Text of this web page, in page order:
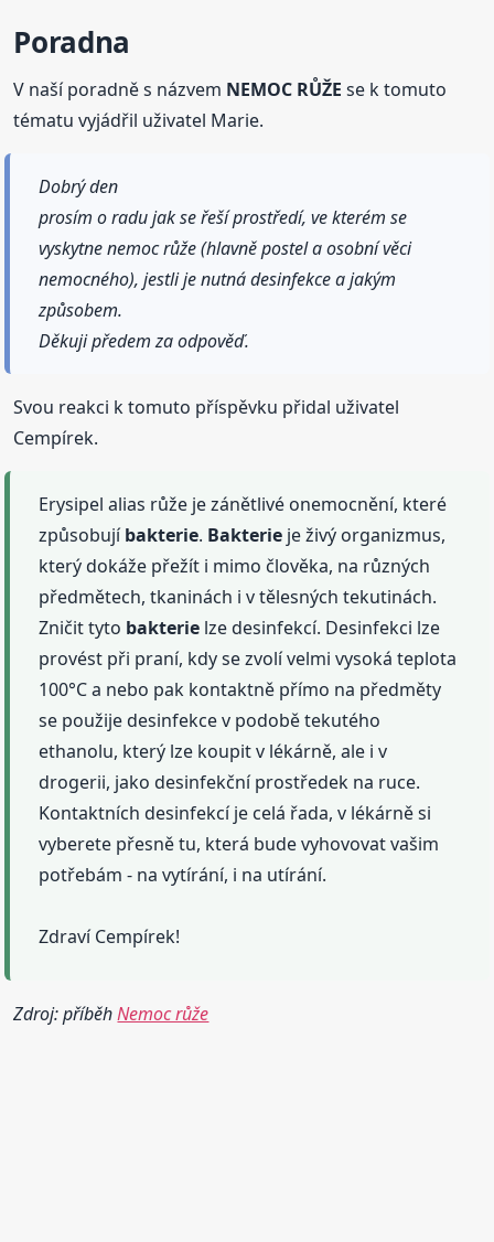
Poradna
V naší poradně s názvem NEMOC RŮŽE se k tomuto
tématu vyjádřil uživatel Marie.
Dobrý den
prosím o radu jak se řeší prostředí, ve kterém se
vyskytne nemoc růže (hlavně postel a osobní věci
nemocného), jestli je nutná desinfekce a jakým
způsobem.
Děkuji předem za odpověď.
Svou reakci k tomuto příspěvku přidal uživatel
Cempírek.
Erysipel alias růže je zánětlivé onemocnění, které
způsobujíbakterie. Bakterie je živý organizmus,
který dokáže přežít i mimo člověka, na různých
předmětech, tkaninách i v tělesných tekutinách.
Zničit tyto bakterie lze desinfekcí. Desinfekci lze
provést při praní, kdy se zvolí velmi vysoká teplota
100°C a nebo pak kontaktně přímo na předměty
se použije desinfekce v podobě tekutého
ethanolu, který lze koupit v lékárně, ale i v
drogerii, jako desinfekční prostředek na ruce.
Kontaktních desinfekcí je celá řada, v lékárně si
vyberete přesně tu, která bude vyhovovat vašim
potřebám - na vytírání, i na utírání.
Zdraví Cempírek!
Zdroj: příběhNemoc růže